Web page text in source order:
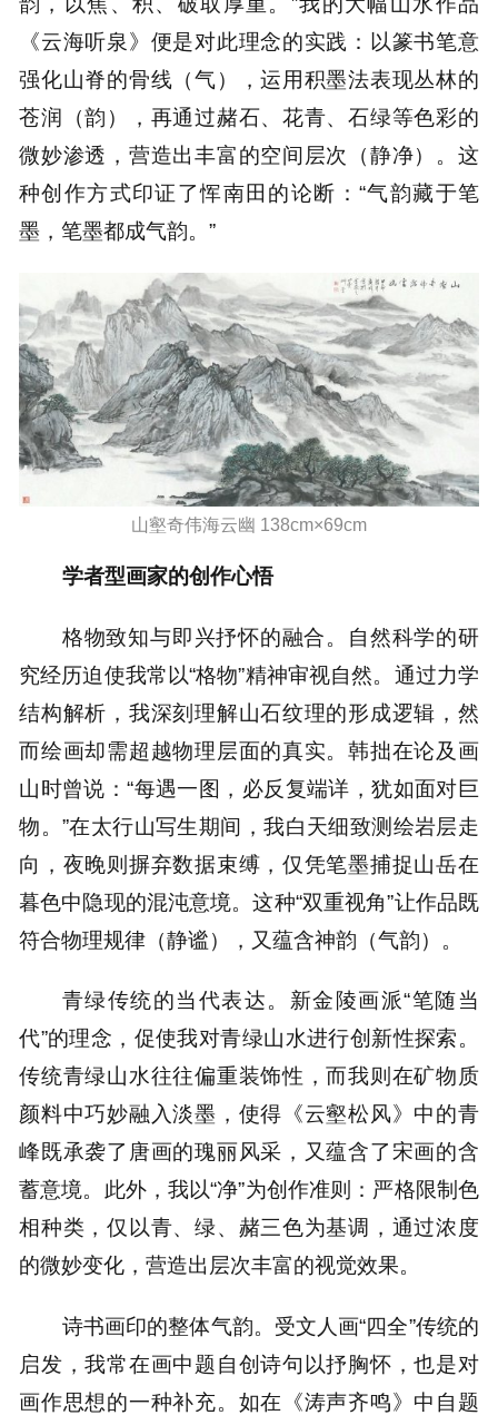
《云海听泉》便是对此理念的实践：以篆书笔意
强化山脊的骨线（气），运用积墨法表现丛林的
苍润（韵），再通过赭石、花青、石绿等色彩的
微妙渗透，营造出丰富的空间层次（静净）。这
种创作方式印证了恽南田的论断：“气韵藏于笔
墨，笔墨都成气韵。”
山壑奇伟海云幽 138cm×69cm
学者型画家的创作心悟
格物致知与即兴抒怀的融合。自然科学的研
究经历迫使我常以“格物”精神审视自然。通过力学
结构解析，我深刻理解山石纹理的形成逻辑，然
而绘画却需超越物理层面的真实。韩拙在论及画
山时曾说：“每遇一图，必反复端详，犹如面对巨
物。”在太行山写生期间，我白天细致测绘岩层走
向，夜晚则摒弃数据束缚，仅凭笔墨捕捉山岳在
暮色中隐现的混沌意境。这种“双重视角”让作品既
符合物理规律（静谧），又蕴含神韵（气韵）。
青绿传统的当代表达。新金陵画派“笔随当
代”的理念，促使我对青绿山水进行创新性探索。
传统青绿山水往往偏重装饰性，而我则在矿物质
颜料中巧妙融入淡墨，使得《云壑松风》中的青
峰既承袭了唐画的瑰丽风采，又蕴含了宋画的含
蓄意境。此外，我以“净”为创作准则：严格限制色
相种类，仅以青、绿、赭三色为基调，通过浓度
的微妙变化，营造出层次丰富的视觉效果。
诗书画印的整体气韵。受文人画“四全”传统的
启发，我常在画中题自创诗句以抒胸怀，也是对
画作思想的一种补充。如在《涛声齐鸣》中自题